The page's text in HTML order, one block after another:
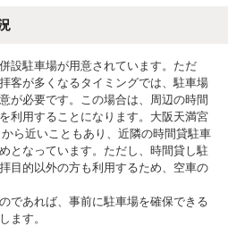
設駐車場が用意されています。ただ
客が多くなるタイミングでは、駐車場
が必要です。この場合は、周辺の時間
利用することになります。大阪天満宮
ら近いこともあり、近隣の時間貸駐車
となっています。ただし、時間貸し駐
目的以外の方も利用するため、空車の
であれば、事前に駐車場を確保できる
ます。